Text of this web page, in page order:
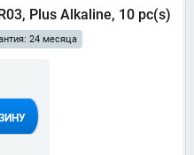
Plus Alkaline, 10 pc(s)
24 месяца